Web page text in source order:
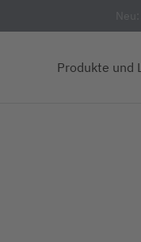
Produkte und